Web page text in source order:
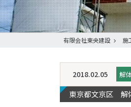
有限会社東央建設 施
2018.02.05 解
東京都文京区 解